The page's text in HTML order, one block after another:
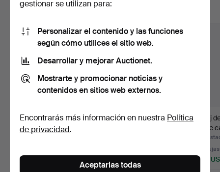
LONGINES, reloj de
bolsillo con doble
2.292 USD
Reloj de bolsillo
Reloj
doble
20 pujas
930
gestionar se utilizan para:
Personalizar el contenido y las funciones
según cómo utilices el sitio web.
Desarrollar y mejorar Auctionet.
Mostrarte y promocionar noticias y
contenidos en sitios web externos.
Encontrarás más información en nuestra Política
de privacidad.
Aceptarlas todas